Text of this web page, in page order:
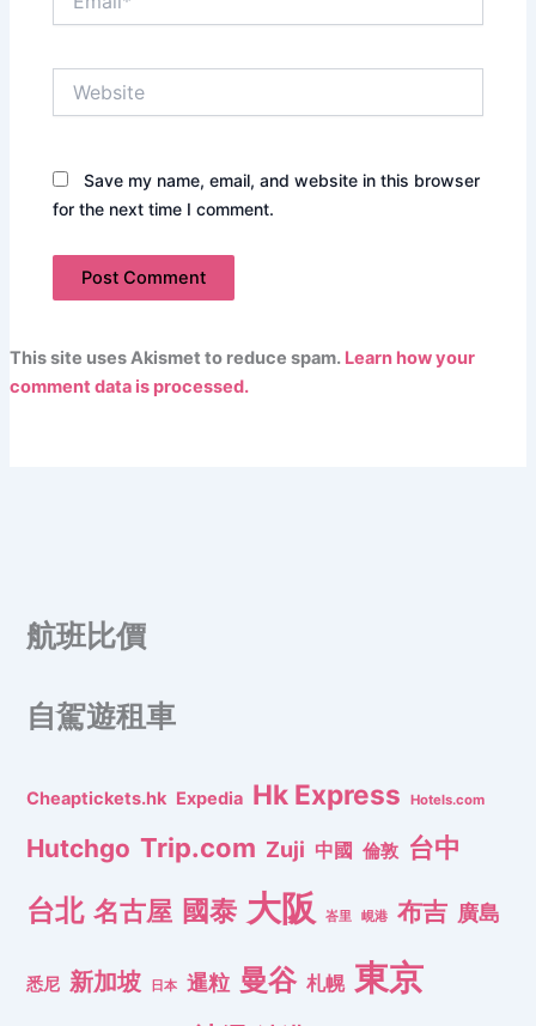
Save my name, email, and website in this browser
for the next time I comment.
This site uses Akismet to reduce spam. Learn how your
comment data is processed.
航班比價
自駕遊租車
Cheaptickets.hk Expedia Hk Express Hotels.com
Hutchgo Trip.com Zuji 中國 倫敦 台中
台北 名古屋 國泰 大阪 峇里 峴港 布吉 廣島
悉尼 新加坡 日本 暹粒 曼谷 札幌 東京